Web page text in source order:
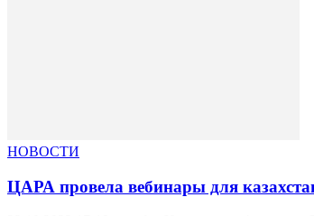
НОВОСТИ
ЦАРА провела вебинары для